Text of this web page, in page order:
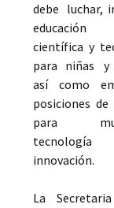
debe luchar,
educación
científica y
para niñas y
así como
posiciones de
para
innovación.
La